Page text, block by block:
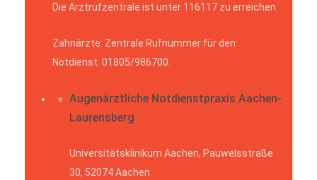
Die Arztrufzentrale ist unter 116117 zu erreichen.
Zahnärzte: Zentrale Rufnummer für den
Notdienst: 01805/986700.
Augenärztliche Notdienstpraxis Aachen-
Laurensberg
Universitätsklinikum Aachen, Pauwelsstraße
30, 52074 Aachen